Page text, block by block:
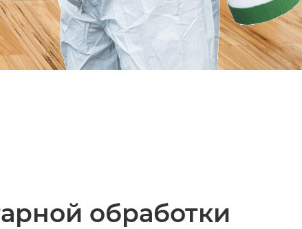
обработки